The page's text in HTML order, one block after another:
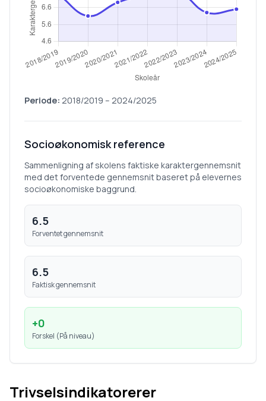
Periode: 2018/2019 – 2024/2025
Socioøkonomisk reference
Sammenligning af skolens faktiske karaktergennemsnit
med det forventede gennemsnit baseret på elevernes
socioøkonomiske baggrund.
6.5
Forventet gennemsnit
6.5
Faktisk gennemsnit
+0
Forskel (På niveau)
Trivselsindikatorerer